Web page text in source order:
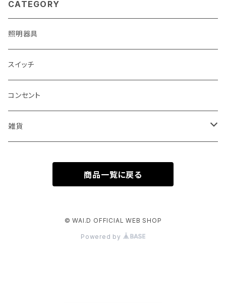
CATEGORY
照明器具
スイッチ
コンセント
雑貨
商品一覧に戻る
© WAI.D OFFICIAL WEB SHOP
Powered by